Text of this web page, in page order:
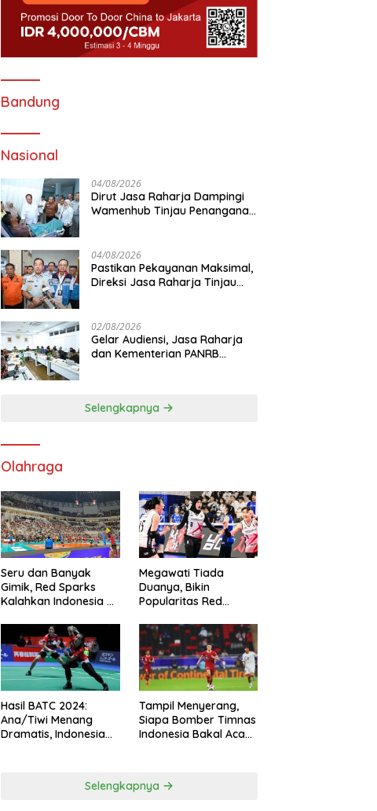
Bandung
Nasional
04/08/2026
Dirut Jasa Raharja Dampingi
Wamenhub Tinjau Penanganan
04/08/2026
Pastikan Pekayanan Maksimal,
Direksi Jasa Raharja Tinjau
02/08/2026
Gelar Audiensi, Jasa Raharja
dan Kementerian PANRB
Selengkapnya
Olahraga
Seru dan Banyak
Gimik, Red Sparks
Kalahkan Indonesia All
Megawati Tiada
Duanya, Bikin
Popularitas Red
Hasil BATC 2024:
Ana/Tiwi Menang
Dramatis, Indonesia
Tampil Menyerang,
Siapa Bomber Timnas
Indonesia Bakal Acak-
Selengkapnya